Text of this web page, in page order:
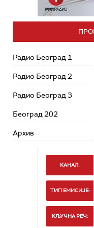
Радио Београд 1
Радио Београд 2
Радио Београд 3
Београд 202
Архив
КАНАЛ:
ТИП ЕМИСИЈЕ:
КЉУЧНА РЕЧ: